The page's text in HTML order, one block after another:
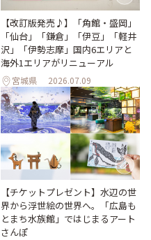
【改訂版発売♪】「角館・盛岡」
「仙台」「鎌倉」「伊豆」「軽井
沢」「伊勢志摩」国内6エリアと
海外1エリアがリニューアル
宮城県 2026.07.09
【チケットプレゼント】水辺の世
界から浮世絵の世界へ。「広島も
とまち水族館」ではじまるアート
さんぽ